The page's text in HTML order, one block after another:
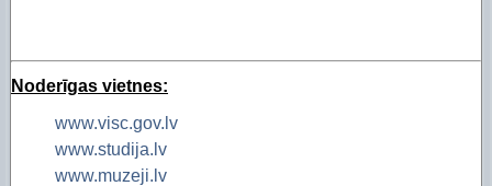
Noderīgas vietnes:
www.visc.gov.lv
www.studija.lv
www.muzeji.lv